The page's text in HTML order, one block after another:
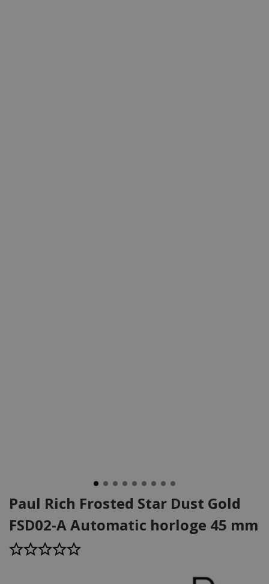
Paul Rich Frosted Star Dust Gold
FSD02-A Automatic horloge 45 mm